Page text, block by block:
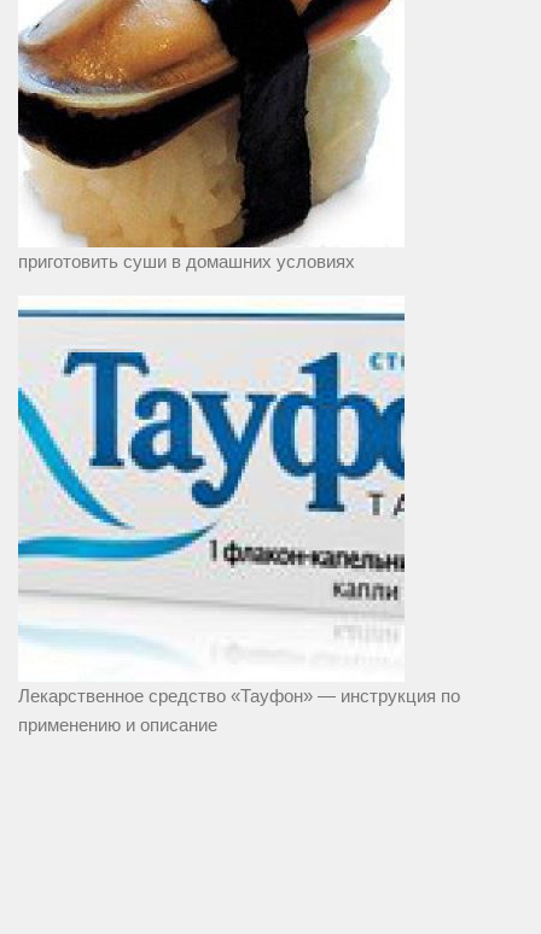
приготовить суши в домашних условиях
Лекарственное средство «Тауфон» — инструкция по
применению и описание